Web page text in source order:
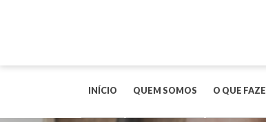
INÍCIO QUEM SOMOS O QUE